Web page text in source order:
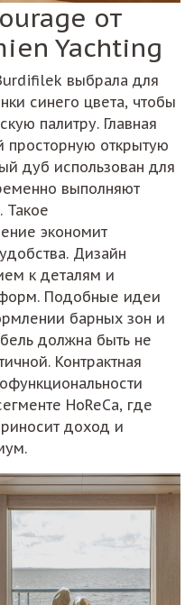
от
Yachting
выбрала для
синего цвета, чтобы
палитру. Главная
просторную открытую
дуб использован для
выполняют
Такое
экономит
Дизайн
к деталям и
Подобные идеи
барных зон и
должна быть не
Контрактная
HoReCa, где
доход и